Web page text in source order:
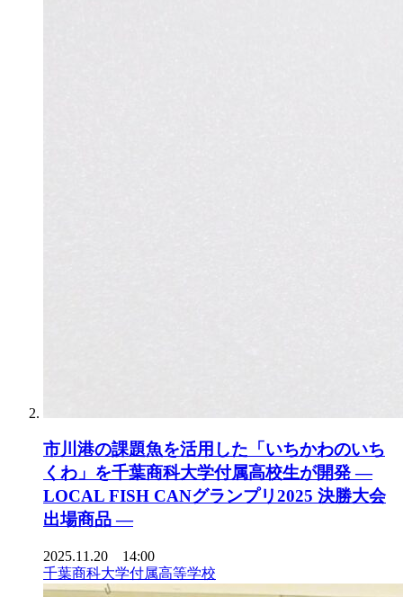
市川港の課題魚を活用した「いちかわのいち
くわ」を千葉商科大学付属高校生が開発 ―
LOCAL FISH CANグランプリ2025 決勝大会
出場商品 ―
2025.11.20 14:00
千葉商科大学付属高等学校